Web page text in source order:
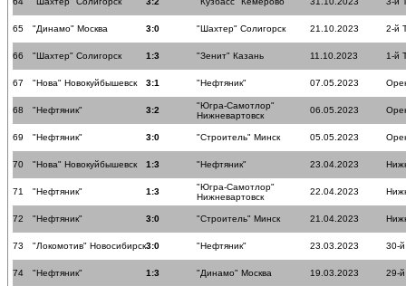
65 "Динамо" Москва 3:0 "Шахтер" Солигорск 21.10.2023 2-й
66 "Шахтер" Солигорск 1:3 "Зенит" Казань 11.10.2023 1-й
67 "Нова" Новокуйбышевск 3:1 "Нефтяник" 07.05.2023
68 "Нефтяник" 3:2
"Югра-Самотлор"
Нижневартовск
06.05.2023
69 "Нефтяник" 3:0 "Строитель" Минск 05.05.2023
70 "Нова" Новокуйбышевск 1:3 "Нефтяник" 23.04.2023
71 "Нефтяник" 1:3
"Югра-Самотлор"
Нижневартовск
22.04.2023
72 "Нефтяник" 3:0 "Строитель" Минск 21.04.2023
73 "Локомотив" Новосибирск3:0 "Нефтяник" 23.03.2023 30-й
74 "Нефтяник" 1:3 "Динамо" Москва 19.03.2023 29-й